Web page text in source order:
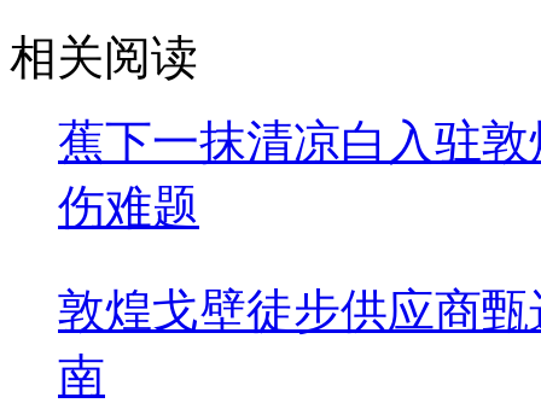
相关阅读
蕉下一抹清凉白入驻
伤难题
敦煌戈壁徒步供应商
南